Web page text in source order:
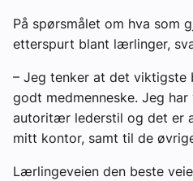
På spørsmålet om hva som
etterspurt blant lærlinger,
– Jeg tenker at det
godt medmenneske. Jeg
autoritær lederstil og det er
mitt kontor, samt til de
Lærlingeveien den beste